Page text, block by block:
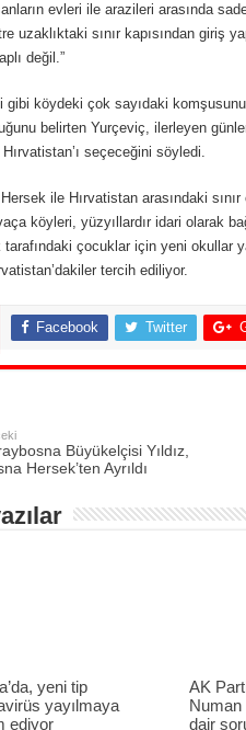
evleri ile arazileri arasında
uzaklıktaki sınır kapısından giriş
değil.”
gibi köydeki çok sayıdaki
belirten Yurçeviç, ilerleyen
Hırvatistan’ı seçeceğini söyledi.
ile Hırvatistan arasındaki
köyleri, yüzyıllardır idari olarak
tarafındaki çocuklar için yeni okullar
tercih ediliyor.
Facebook Twitter
Büyükelçisi Yıldız,
Hersek’ten Ayrıldı
yeni tip
yayılmaya
ediyor
AK
Numan
dair